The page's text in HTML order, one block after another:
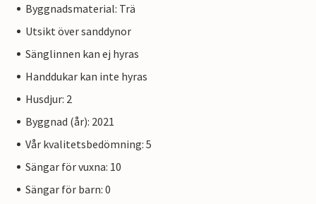
Byggnadsmaterial: Trä
Utsikt över sanddynor
Sänglinnen kan ej hyras
Handdukar kan inte hyras
Husdjur: 2
Byggnad (år): 2021
Vår kvalitetsbedömning: 5
Sängar för vuxna: 10
Sängar för barn: 0